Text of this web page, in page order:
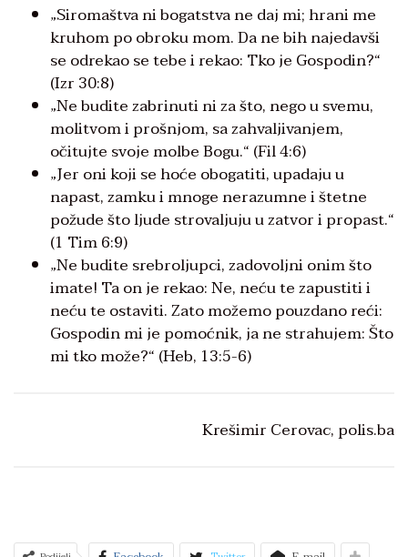
„Siromaštva ni bogatstva ne daj mi; hrani me
kruhom po obroku mom. Da ne bih najedavši
se odrekao se tebe i rekao: Tko je Gospodin?“
(Izr 30:8)
„Ne budite zabrinuti ni za što, nego u svemu,
molitvom i prošnjom, sa zahvaljivanjem,
očitujte svoje molbe Bogu.“ (Fil 4:6)
„Jer oni koji se hoće obogatiti, upadaju u
napast, zamku i mnoge nerazumne i štetne
požude što ljude strovaljuju u zatvor i propast.“
(1 Tim 6:9)
„Ne budite srebroljupci, zadovoljni onim što
imate! Ta on je rekao: Ne, neću te zapustiti i
neću te ostaviti. Zato možemo pouzdano reći:
Gospodin mi je pomoćnik, ja ne strahujem: Što
mi tko može?“ (Heb, 13:5-6)
Krešimir Cerovac, polis.ba